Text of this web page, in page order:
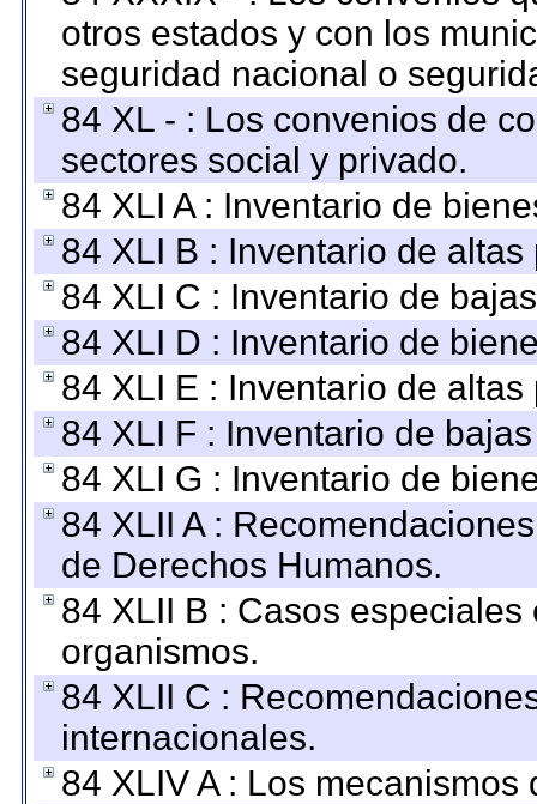
otros estados y con los
seguridad nacional o
84 XL - : Los convenios de
sectores social y privado.
84 XLI A : Inventario de
84 XLI B : Inventario de
84 XLI C : Inventario de
84 XLI D : Inventario de
84 XLI E : Inventario de
84 XLI F : Inventario de
84 XLI G : Inventario de
84 XLII A :
de Derechos Humanos.
84 XLII B : Casos
organismos.
84 XLII C :
internacionales.
84 XLIV A : Los